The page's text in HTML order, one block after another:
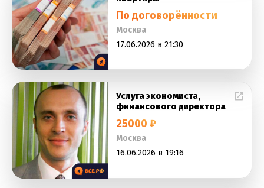
По договорённости
Москва
17.06.2026 в 21:30
Услуга экономиста,
финансового директора
25000 ₽
Москва
16.06.2026 в 19:16